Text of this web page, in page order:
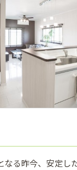
なる昨今、安定し